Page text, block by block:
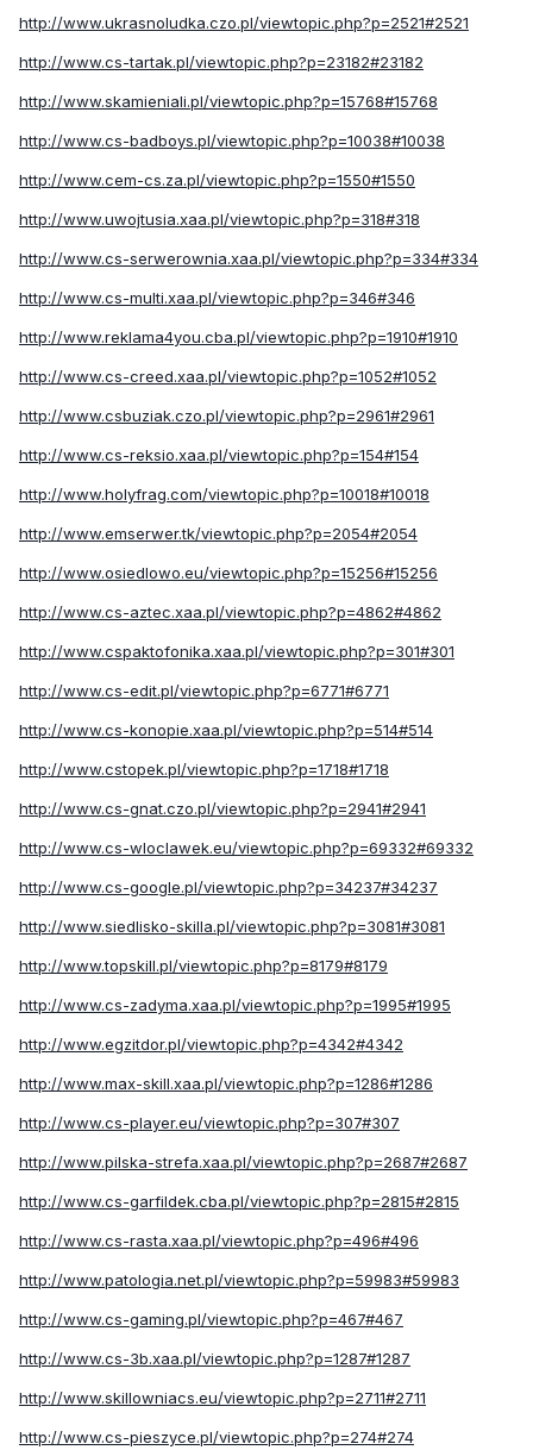
http://www.ukrasnoludka.czo.pl/viewtopic.php?p=2521#2521
http://www.cs-tartak.pl/viewtopic.php?p=23182#23182
http://www.skamieniali.pl/viewtopic.php?p=15768#15768
http://www.cs-badboys.pl/viewtopic.php?p=10038#10038
http://www.cem-cs.za.pl/viewtopic.php?p=1550#1550
http://www.uwojtusia.xaa.pl/viewtopic.php?p=318#318
http://www.cs-serwerownia.xaa.pl/viewtopic.php?p=334#334
http://www.cs-multi.xaa.pl/viewtopic.php?p=346#346
http://www.reklama4you.cba.pl/viewtopic.php?p=1910#1910
http://www.cs-creed.xaa.pl/viewtopic.php?p=1052#1052
http://www.csbuziak.czo.pl/viewtopic.php?p=2961#2961
http://www.cs-reksio.xaa.pl/viewtopic.php?p=154#154
http://www.holyfrag.com/viewtopic.php?p=10018#10018
http://www.emserwer.tk/viewtopic.php?p=2054#2054
http://www.osiedlowo.eu/viewtopic.php?p=15256#15256
http://www.cs-aztec.xaa.pl/viewtopic.php?p=4862#4862
http://www.cspaktofonika.xaa.pl/viewtopic.php?p=301#301
http://www.cs-edit.pl/viewtopic.php?p=6771#6771
http://www.cs-konopie.xaa.pl/viewtopic.php?p=514#514
http://www.cstopek.pl/viewtopic.php?p=1718#1718
http://www.cs-gnat.czo.pl/viewtopic.php?p=2941#2941
http://www.cs-wloclawek.eu/viewtopic.php?p=69332#69332
http://www.cs-google.pl/viewtopic.php?p=34237#34237
http://www.siedlisko-skilla.pl/viewtopic.php?p=3081#3081
http://www.topskill.pl/viewtopic.php?p=8179#8179
http://www.cs-zadyma.xaa.pl/viewtopic.php?p=1995#1995
http://www.egzitdor.pl/viewtopic.php?p=4342#4342
http://www.max-skill.xaa.pl/viewtopic.php?p=1286#1286
http://www.cs-player.eu/viewtopic.php?p=307#307
http://www.pilska-strefa.xaa.pl/viewtopic.php?p=2687#2687
http://www.cs-garfildek.cba.pl/viewtopic.php?p=2815#2815
http://www.cs-rasta.xaa.pl/viewtopic.php?p=496#496
http://www.patologia.net.pl/viewtopic.php?p=59983#59983
http://www.cs-gaming.pl/viewtopic.php?p=467#467
http://www.cs-3b.xaa.pl/viewtopic.php?p=1287#1287
http://www.skillowniacs.eu/viewtopic.php?p=2711#2711
http://www.cs-pieszyce.pl/viewtopic.php?p=274#274